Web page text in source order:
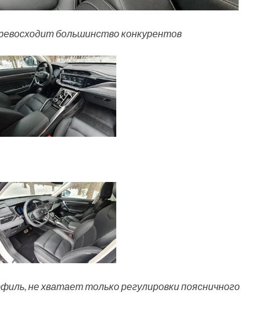
большинство конкурентов
не хватает только регулировки поясничного